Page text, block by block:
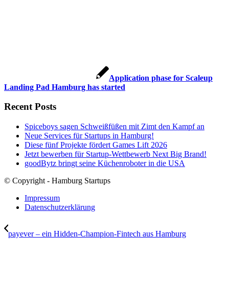
Application phase for Scaleup
Landing Pad Hamburg has started
Recent Posts
Spiceboys sagen Schweißfüßen mit Zimt den Kampf an
Neue Services für Startups in Hamburg!
Diese fünf Projekte fördert Games Lift 2026
Jetzt bewerben für Startup-Wettbewerb Next Big Brand!
goodBytz bringt seine Küchenroboter in die USA
© Copyright - Hamburg Startups
Impressum
Datenschutzerklärung
payever – ein Hidden-Champion-Fintech aus Hamburg